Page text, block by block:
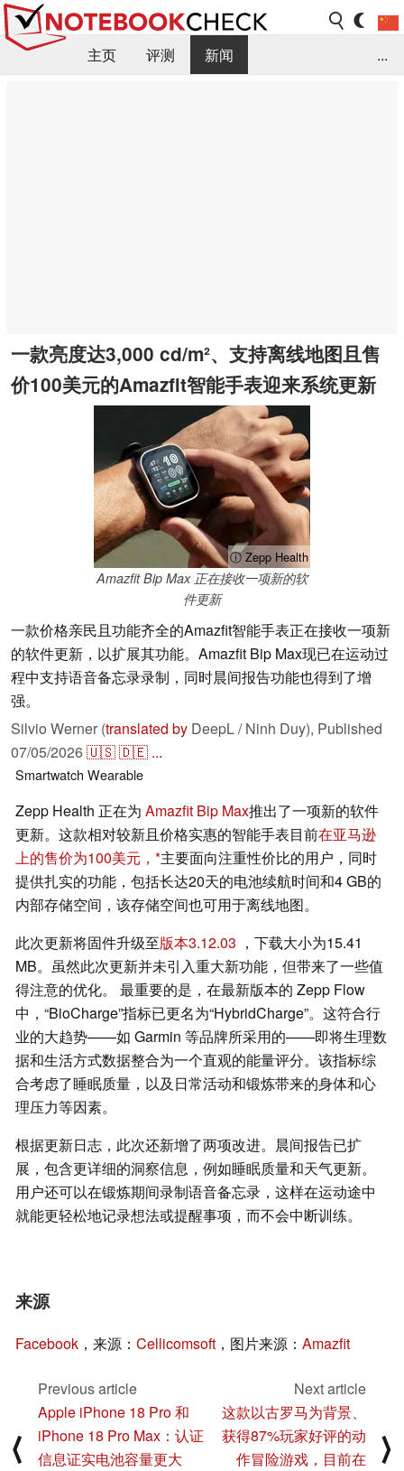
主页 评测
新闻
...
一款亮度达3,000 cd/m²、支持离线地图且售
价100美元的Amazfit智能手表迎来系统更新
ⓘ Zepp Health
Amazfit Bip Max 正在接收一项新的软
件更新
一款价格亲民且功能齐全的Amazfit智能手表正在接收一项新
的软件更新，以扩展其功能。Amazfit Bip Max现已在运动过
程中支持语音备忘录录制，同时晨间报告功能也得到了增
强。
Silvio Werner (translated by DeepL / Ninh Duy), Published
07/05/2026🇺🇸🇩🇪 ...
Smartwatch Wearable
Zepp Health 正在为 Amazfit Bip Max推出了一项新的软件
更新。这款相对较新且价格实惠的智能手表目前在亚马逊
上的售价为100美元，
主要面向注重性价比的用户，同时
提供扎实的功能，包括长达20天的电池续航时间和4 GB的
内部存储空间，该存储空间也可用于离线地图。
此次更新将固件升级至版本3.12.03 ，下载大小为15.41
MB。虽然此次更新并未引入重大新功能，但带来了一些值
得注意的优化。 最重要的是，在最新版本的 Zepp Flow
中，“BioCharge”指标已更名为“HybridCharge”。这符合行
业的大趋势——如 Garmin 等品牌所采用的——即将生理数
据和生活方式数据整合为一个直观的能量评分。该指标综
合考虑了睡眠质量，以及日常活动和锻炼带来的身体和心
理压力等因素。
根据更新日志，此次还新增了两项改进。晨间报告已扩
展，包含更详细的洞察信息，例如睡眠质量和天气更新。
用户还可以在锻炼期间录制语音备忘录，这样在运动途中
就能更轻松地记录想法或提醒事项，而不会中断训练。
来源
Facebook ，来源： Cellicomsoft ，图片来源： Amazfit
⟨
Previous article
Apple iPhone 18 Pro 和
iPhone 18 Pro Max：认证
信息证实电池容量更大
Next article
这款以古罗马为背景、
获得87%玩家好评的动
作冒险游戏，目前在
⟩